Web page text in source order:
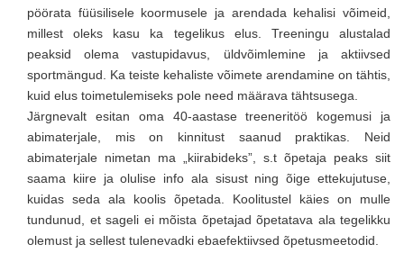
pöörata füüsilisele koormusele ja arendada kehalisi võimeid,
millest oleks kasu ka tegelikus elus. Treeningu alustalad
peaksid olema vastupidavus, üldvõimlemine ja aktiivsed
sportmängud. Ka teiste kehaliste võimete arendamine on tähtis,
kuid elus toimetulemiseks pole need määrava tähtsusega.
Järgnevalt esitan oma 40-aastase treeneritöö kogemusi ja
abimaterjale, mis on kinnitust saanud praktikas. Neid
abimaterjale nimetan ma „kiirabideks”, s.t õpetaja peaks siit
saama kiire ja olulise info ala sisust ning õige ettekujutuse,
kuidas seda ala koolis õpetada. Koolitustel käies on mulle
tundunud, et sageli ei mõista õpetajad õpetatava ala tegelikku
olemust ja sellest tulenevadki ebaefektiivsed õpetusmeetodid.